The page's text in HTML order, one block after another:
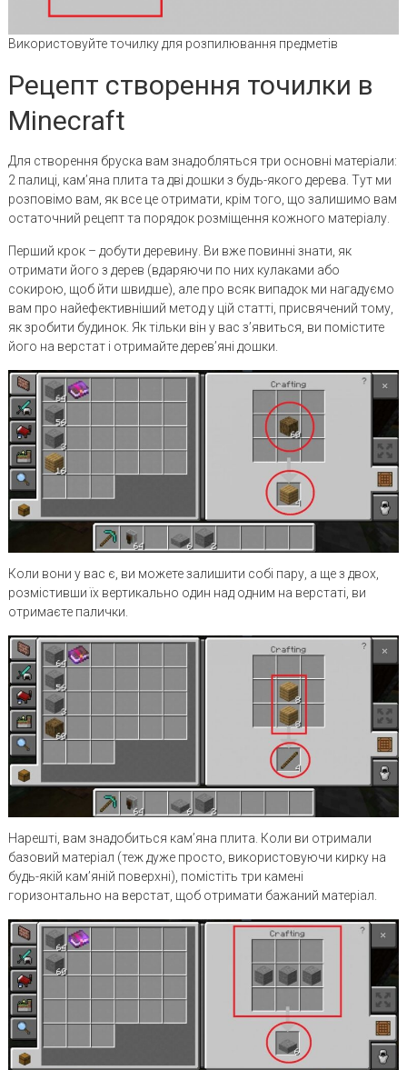
Використовуйте точилку для розпилювання предметів
Рецепт створення точилки в
Minecraft
Для створення бруска вам знадобляться три основні матеріали:
2 палиці, кам’яна плита та дві дошки з будь-якого дерева. Тут ми
розповімо вам, як все це отримати, крім того, що залишимо вам
остаточний рецепт та порядок розміщення кожного матеріалу.
Перший крок – добути деревину. Ви вже повинні знати, як
отримати його з дерев (вдаряючи по них кулаками або
сокирою, щоб йти швидше), але про всяк випадок ми нагадуємо
вам про найефективніший метод у цій статті, присвячений тому,
як зробити будинок. Як тільки він у вас з’явиться, ви помістите
його на верстат і отримайте дерев’яні дошки.
Коли вони у вас є, ви можете залишити собі пару, а ще з двох,
розмістивши їх вертикально один над одним на верстаті, ви
отримаєте палички.
Нарешті, вам знадобиться кам’яна плита. Коли ви отримали
базовий матеріал (теж дуже просто, використовуючи кирку на
будь-якій кам’яній поверхні), помістіть три камені
горизонтально на верстат, щоб отримати бажаний матеріал.